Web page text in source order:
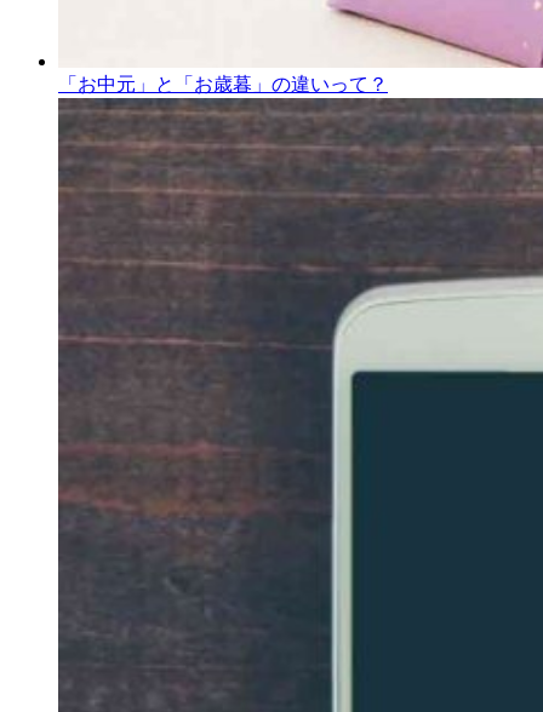
「お中元」と「お歳暮」の違いって？